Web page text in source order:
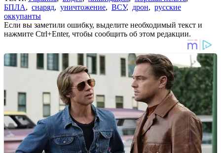
БПЛА, снаряд, уничтожение, ВСУ, дрон, русские
оккупанты
Если вы заметили ошибку, выделите необходимый текст и
нажмите Ctrl+Enter, чтобы сообщить об этом редакции.